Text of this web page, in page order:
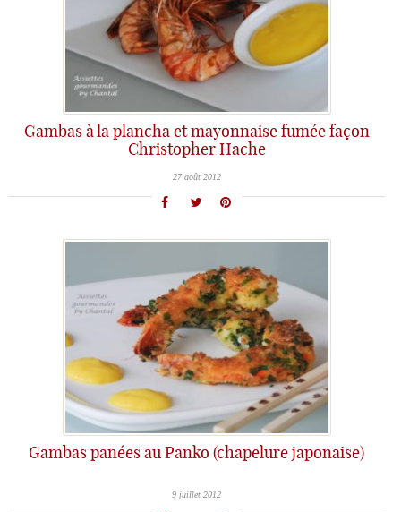
Gambas à la plancha et mayonnaise fumée façon
Christopher Hache
27 août 2012
Gambas panées au Panko (chapelure japonaise)
9 juillet 2012